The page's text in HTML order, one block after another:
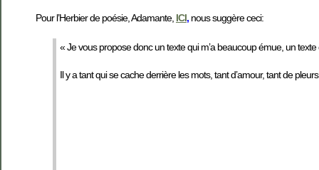
Pour l’Herbier de poésie, Adamante, ICI, nous suggère ceci:
« Je vous propose donc un texte qui m’a beaucoup émue, un
Il y a tant qui se cache derrière les mots, tant d’amour, tant de